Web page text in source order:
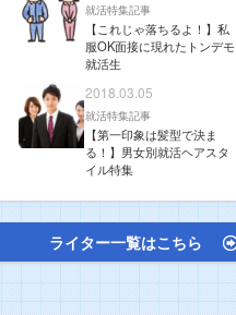
就活特集記事
【これじゃ落ちるよ！】私
服OK面接に現れたトンデモ
就活生
2018.03.05
就活特集記事
【第一印象は髪型で決ま
る！】男女別就活ヘアスタ
イル特集
ライター一覧はこちら